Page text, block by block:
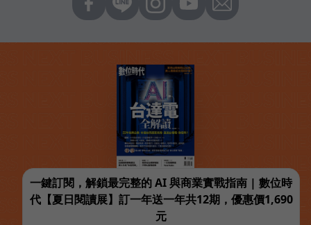
一鍵訂閱，解鎖最完整的 AI 與商業實戰指南 | 數位時
代【夏日閱讀展】訂一年送一年共12期，優惠價1,690
元